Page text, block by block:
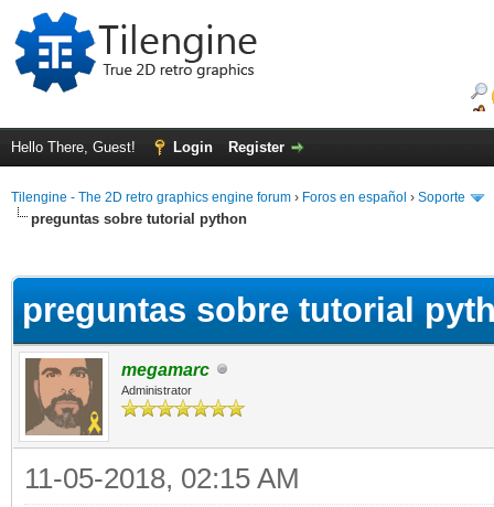
Hello There, Guest! Login Register
Tilengine - The 2D retro graphics engine forum › Foros en español › Soporte
preguntas sobre tutorial python
preguntas sobre tutorial
megamarc
Administrator
11-05-2018, 02:15 AM